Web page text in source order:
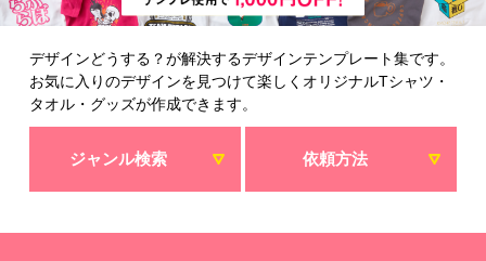
デザインどうする？が解決するデザインテンプレート集です。
お気に入りのデザインを見つけて楽しくオリジナルTシャツ・
タオル・グッズが作成できます。
ジャンル検索 依頼方法